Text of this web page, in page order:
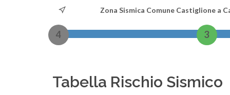
Zona Sismica Comune Castiglione a
4 3
Tabella Rischio Sismico